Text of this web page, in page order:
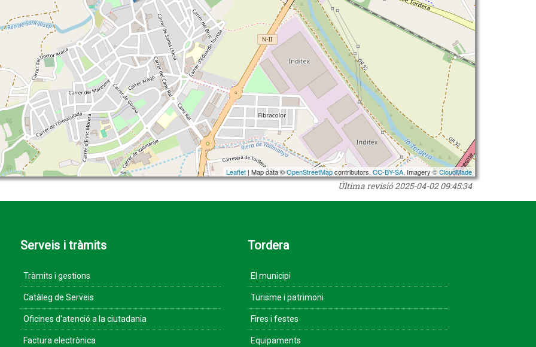
Leaflet | Map data ©OpenStreetMapcontributors, CC-BY-SA, Imagery ©CloudMade
Última revisió2025-04-02 09:45:34
Serveis i tràmits
Tràmits i gestions
Catàleg de Serveis
Oficines d'atenció a la ciutadania
Factura electrònica
Tordera
El municipi
Turisme i patrimoni
Fires i festes
Equipaments